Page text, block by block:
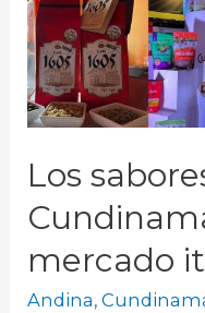
Los
mercado
Andina,